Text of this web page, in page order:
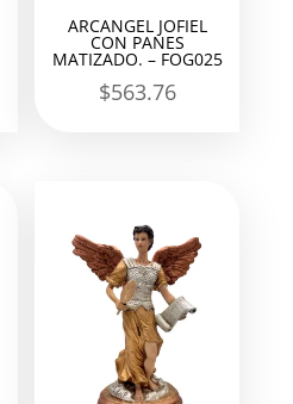
ARCANGEL JOFIEL
CON PANES
MATIZADO. – FOG025
$563.76